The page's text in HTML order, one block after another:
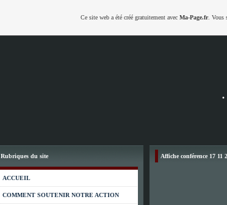
.
Rubriques du site
ACCUEIL
COMMENT SOUTENIR NOTRE ACTION
Affiche conférence 17 11
Ce site web a été créé gratuitement avec Ma-Page.fr. Vous